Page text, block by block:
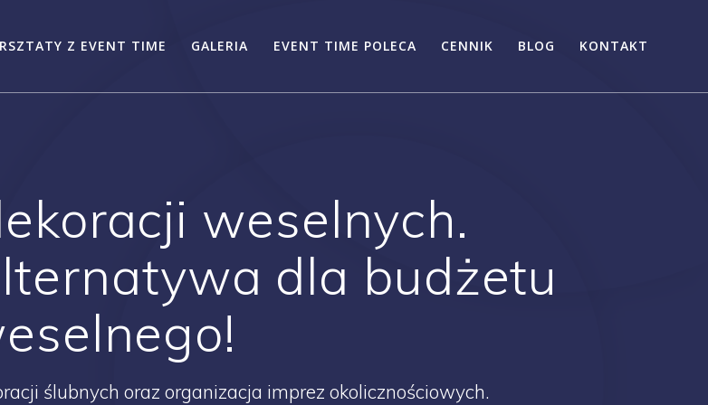
Z EVENT TIME GALERIA EVENT TIME POLECA CENNIK BLOG KONTAKT
weselnych.
dla budżetu
ślubnych oraz organizacja imprez okolicznościowych.